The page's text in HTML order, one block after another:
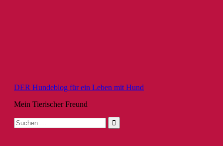
DER Hundeblog für ein Leben mit Hund
Mein Tierischer Freund
Suche
nach: